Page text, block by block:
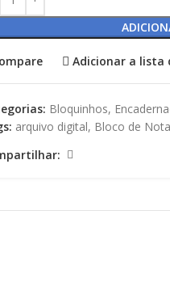
Adicionar a lista
Bloquinhos,
arquivo digital, Bloco de